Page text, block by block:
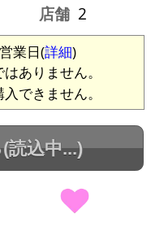
店舗 2
業日(詳細)
ありません。
できません。
(読込中...)